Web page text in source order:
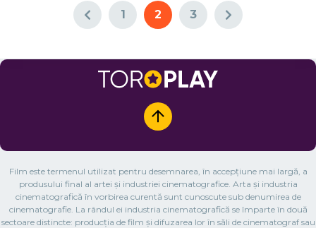
1 2 3
Film este termenul utilizat pentru desemnarea, în accepțiune mai largă, a
produsului final al artei și industriei cinematografice. Arta și industria
cinematografică în vorbirea curentă sunt cunoscute sub denumirea de
cinematografie. La rândul ei industria cinematografică se împarte în două
sectoare distincte: producția de film și difuzarea lor în săli de cinematograf sau